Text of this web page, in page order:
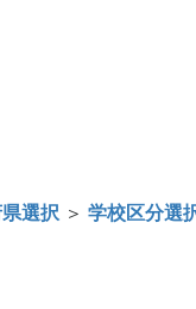
選択 ＞ 学校区分選